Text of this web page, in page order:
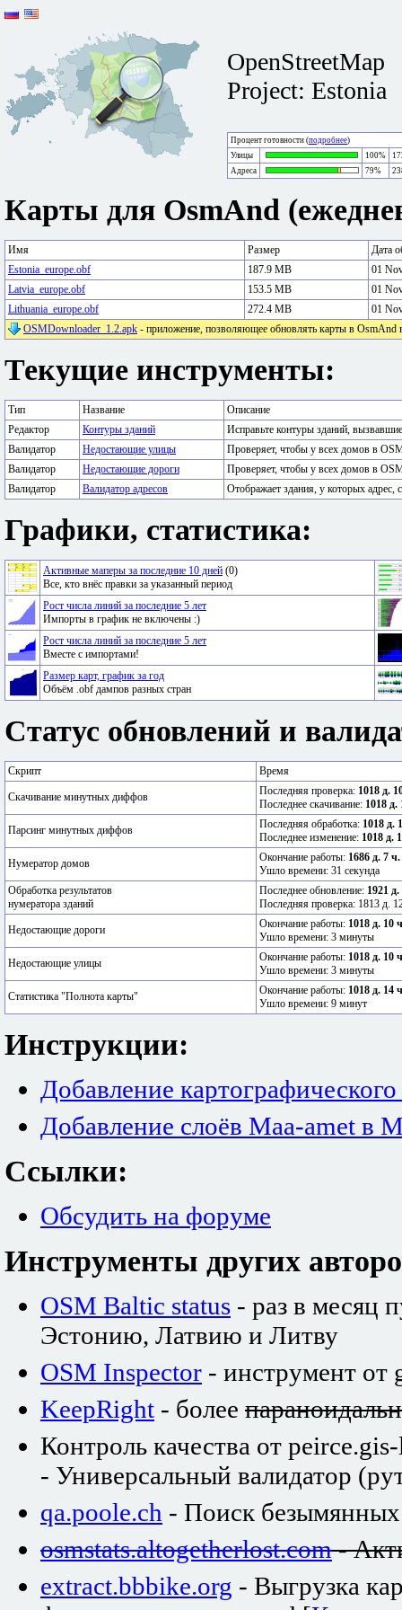
OpenStreetMap
Project: Estonia
Процент готовности (подробнее)
Улицы
100%
Адреса
79%
Карты для OsmAnd
Имя Размер
Дата
Estonia_europe.obf
187.9 MB
01
Latvia_europe.obf
153.5 MB
01
Lithuania_europe.obf
272.4 MB
01
OSMDownloader_1.2.apk - приложение, позволяющее обновлять карты в OsmAnd
Текущие инструменты:
Тип Название
Описание
Редактор
Контуры зданий
Исправьте контуры зданий,
Валидатор
Недостающие улицы
Проверяет, чтобы у всех домов в
Валидатор
Недостающие дороги
Проверяет, чтобы у всех домов в
Валидатор
Валидатор адресов Отображает здания, у которых адрес,
Графики, статистика:
Активные маперы за последние 10 дней (0)
Все, кто внёс правки за указанный период
Рост числа линий за последние 5 лет
Импорты в график не включены :)
Рост числа линий за последние 5 лет
Вместе с импортами!
Размер карт, график за год
Объём .obf дампов разных стран
Статус обновлений и
Скрипт Время
Скачивание минутных диффов Последняя проверка: 1018 д.
Последнее скачивание: 1018 д.
Парсинг минутных диффов Последняя обработка: 1018 д.
Последнее изменение: 1018 д.
Нумератор домов Окончание работы: 1686 д. 7
Ушло времени: 31 секунда
Обработка результатов
нумератора зданий
Последнее обновление: 1921
Последняя проверка: 1813 д.
Недостающие дороги Окончание работы: 1018 д. 10
Ушло времени: 3 минуты
Недостающие улицы Окончание работы: 1018 д. 10
Ушло времени: 3 минуты
Статистика "Полнота карты" Окончание работы: 1018 д. 14
Ушло времени: 9 минут
Инструкции:
Добавление
Добавление слоёв Maa-amet в
Ссылки:
Обсудить на форуме
Инструменты других
OSM Baltic status - раз в месяц
Эстонию, Латвию и Литву
OSM Inspector - инструмент от
KeepRight - более
Контроль качества от
- Универсальный валидатор
qa.poole.ch - Поиск
osmstats.altogetherlost.com-
extract.bbbike.org - Выгрузка